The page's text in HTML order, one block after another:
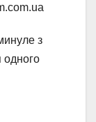
з
одного